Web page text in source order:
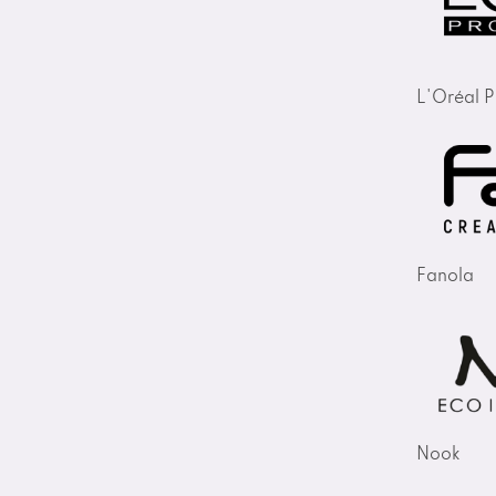
L'Oréal
Fanola
Nook